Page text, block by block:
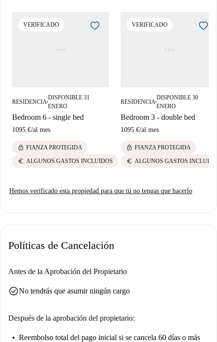
VERIFICADO
RESIDENCIA ■
DISPONIBLE 31
ENERO
Bedroom 6 - single bed
1095 €/al mes
lock FIANZA PROTEGIDA
euro ALGUNOS GASTOS INCLUIDOS
VERIFICADO
RESIDENCIA ■
DISPONIBLE 30
ENERO
Bedroom 3 - double bed
1095 €/al mes
lock FIANZA PROTEGIDA
euro ALGUNOS GASTOS
Hemos verificado esta propiedad para que tú no tengas que hacerlo
Políticas de Cancelación
Antes de la Aprobación del Propietario
check_circleNo tendrás que asumir ningún cargo
Después de la aprobación del propietario:
Reembolso total del pago inicial si se cancela 60 días o más